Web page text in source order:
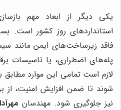
یکی دیگر از ابعاد مهم
استانداردهای روز کشور است.
فاقد زیرساخت‌های ایمن مانند
پله‌های اضطراری، یا تاسیسات
لازم است تمامی این موارد
شوند تا ضمن افزایش امنیت، از
نیز جلوگیری شود. مهندسان